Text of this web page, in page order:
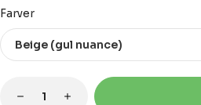
Vælg
Farver
Produktmængde: